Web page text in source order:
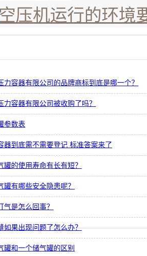
空压机运行的环境
力容器有限公司的品牌商标到底是哪一个？
力容器有限公司被收购了吗？
参数表
器到底需不需要登记 标准答案来了
罐的使用寿命有长有短？
罐有哪些安全隐患呢？
气是怎么回事？
如果出现问题了怎么办？
罐和一个储气罐的区别